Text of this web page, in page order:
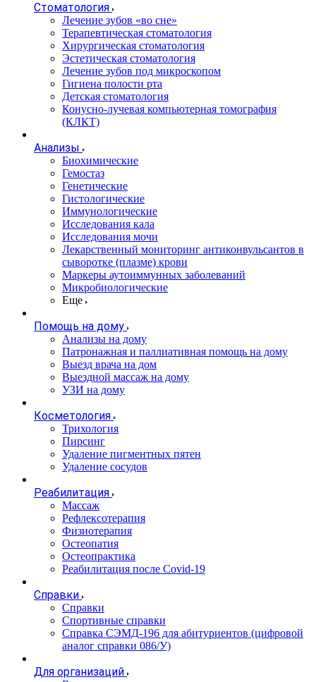
Стоматология
Лечение зубов «во сне»
Терапевтическая стоматология
Хирургическая стоматология
Эстетическая стоматология
Лечение зубов под микроскопом
Гигиена полости рта
Детская стоматология
Конусно-лучевая компьютерная томография
(КЛКТ)
Анализы
Биохимические
Гемостаз
Генетические
Гистологические
Иммунологические
Исследования кала
Исследования мочи
Лекарственный мониторинг антиконвульсантов в
сыворотке (плазме) крови
Маркеры аутоиммунных заболеваний
Микробиологические
Еще
Помощь на дому
Анализы на дому
Патронажная и паллиативная помощь на дому
Выезд врача на дом
Выездной массаж на дому
УЗИ на дому
Косметология
Трихология
Пирсинг
Удаление пигментных пятен
Удаление сосудов
Реабилитация
Массаж
Рефлексотерапия
Физиотерапия
Остеопатия
Остеопрактика
Реабилитация после Covid-19
Справки
Справки
Спортивные справки
Справка СЭМД‑196 для абитуриентов (цифровой
аналог справки 086/У)
Для организаций